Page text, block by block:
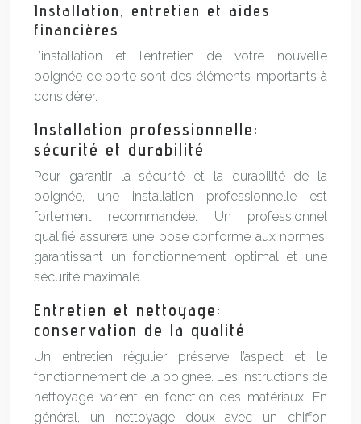
Installation, entretien et aides
financières
L’installation et l’entretien de votre nouvelle
poignée de porte sont des éléments importants à
considérer.
Installation professionnelle:
sécurité et durabilité
Pour garantir la sécurité et la durabilité de la
poignée, une installation professionnelle est
fortement recommandée. Un professionnel
qualifié assurera une pose conforme aux normes,
garantissant un fonctionnement optimal et une
sécurité maximale.
Entretien et nettoyage:
conservation de la qualité
Un entretien régulier préserve l’aspect et le
fonctionnement de la poignée. Les instructions de
nettoyage varient en fonction des matériaux. En
général, un nettoyage doux avec un chiffon